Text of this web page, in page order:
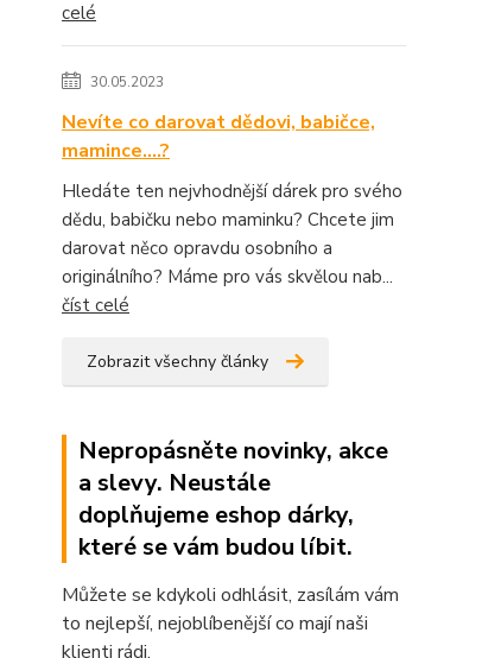
celé
30.05.2023
Nevíte co darovat dědovi, babičce,
mamince....?
Hledáte ten nejvhodnější dárek pro svého
dědu, babičku nebo maminku? Chcete jim
darovat něco opravdu osobního a
originálního? Máme pro vás skvělou nab...
číst celé
Zobrazit všechny články
Nepropásněte novinky, akce
a slevy. Neustále
doplňujeme eshop dárky,
které se vám budou líbit.
Můžete se kdykoli odhlásit, zasílám vám
to nejlepší, nejoblíbenější co mají naši
klienti rádi.